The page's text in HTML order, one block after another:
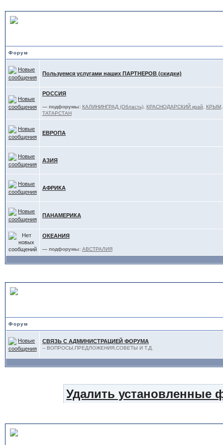
Форум
Пользуемся услугами наших ПАРТНЕРОВ (скидки)
РОССИЯ
— подфорумы: КАЛИНИНГРАД (Область), КРАСНОДАРСКИЙ край КРЫМ
ТАТАРСТАН
ЕВРОПА
АЗИЯ
АФРИКА
ПАНАМЕРИКА
ОКЕАНИЯ
— подфорумы: АВСТРАЛИЯ
Форум
СВЯЗЬ С АДМИНИСТРАЦИЕЙ ФОРУМА
-- ВОПРОСЫ,ПРЕДЛОЖЕНИЯ,СОВЕТЫ И Т.Д.
Удалить установленные